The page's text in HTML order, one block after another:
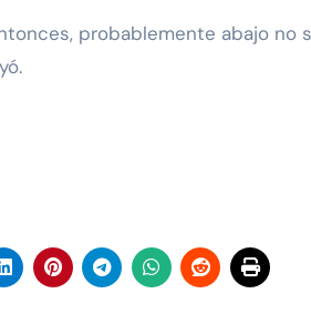
probablemente abajo no